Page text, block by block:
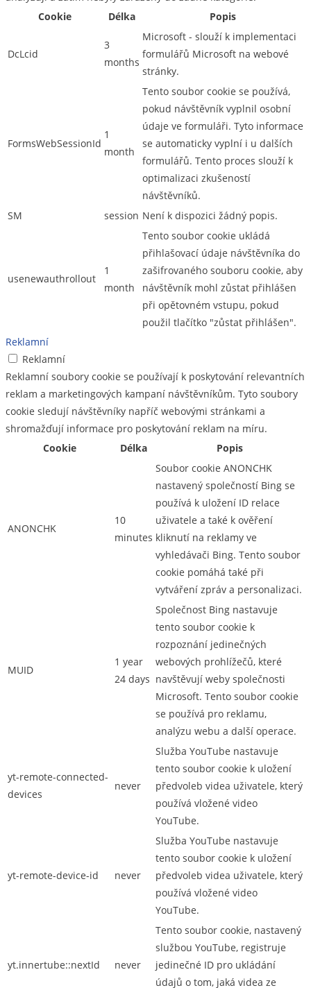
Cookie
Délka Popis
DcLcid
3
months
Microsoft - slouží k implementaci
formulářů Microsoft na webové
stránky.
FormsWebSessionId
1
month
Tento soubor cookie se používá,
pokud návštěvník vyplnil osobní
údaje ve formuláři. Tyto informace
se automaticky vyplní i u dalších
formulářů. Tento proces slouží k
optimalizaci zkušeností
návštěvníků.
SM
session Není k dispozici žádný popis.
usenewauthrollout
1
month
Tento soubor cookie ukládá
přihlašovací údaje návštěvníka do
zašifrovaného souboru cookie, aby
návštěvník mohl zůstat přihlášen
při opětovném vstupu, pokud
použil tlačítko "zůstat přihlášen".
Reklamní
Reklamní
Reklamní soubory cookie se používají k poskytování relevantních
reklam a marketingových kampaní návštěvníkům. Tyto soubory
cookie sledují návštěvníky napříč webovými stránkami a
shromažďují informace pro poskytování reklam na míru.
Cookie
Délka Popis
ANONCHK
10
minutes
Soubor cookie ANONCHK
nastavený společností Bing se
používá k uložení ID relace
uživatele a také k ověření
kliknutí na reklamy ve
vyhledávači Bing. Tento soubor
cookie pomáhá také při
vytváření zpráv a personalizaci.
MUID
1 year
24 days
Společnost Bing nastavuje
tento soubor cookie k
rozpoznání jedinečných
webových prohlížečů, které
navštěvují weby společnosti
Microsoft. Tento soubor cookie
se používá pro reklamu,
analýzu webu a další operace.
yt-remote-connected-
devices
never
Služba YouTube nastavuje
tento soubor cookie k uložení
předvoleb videa uživatele, který
používá vložené video
YouTube.
yt-remote-device-id never
Služba YouTube nastavuje
tento soubor cookie k uložení
předvoleb videa uživatele, který
používá vložené video
YouTube.
yt.innertube::nextId never
Tento soubor cookie, nastavený
službou YouTube, registruje
jedinečné ID pro ukládání
údajů o tom, jaká videa ze